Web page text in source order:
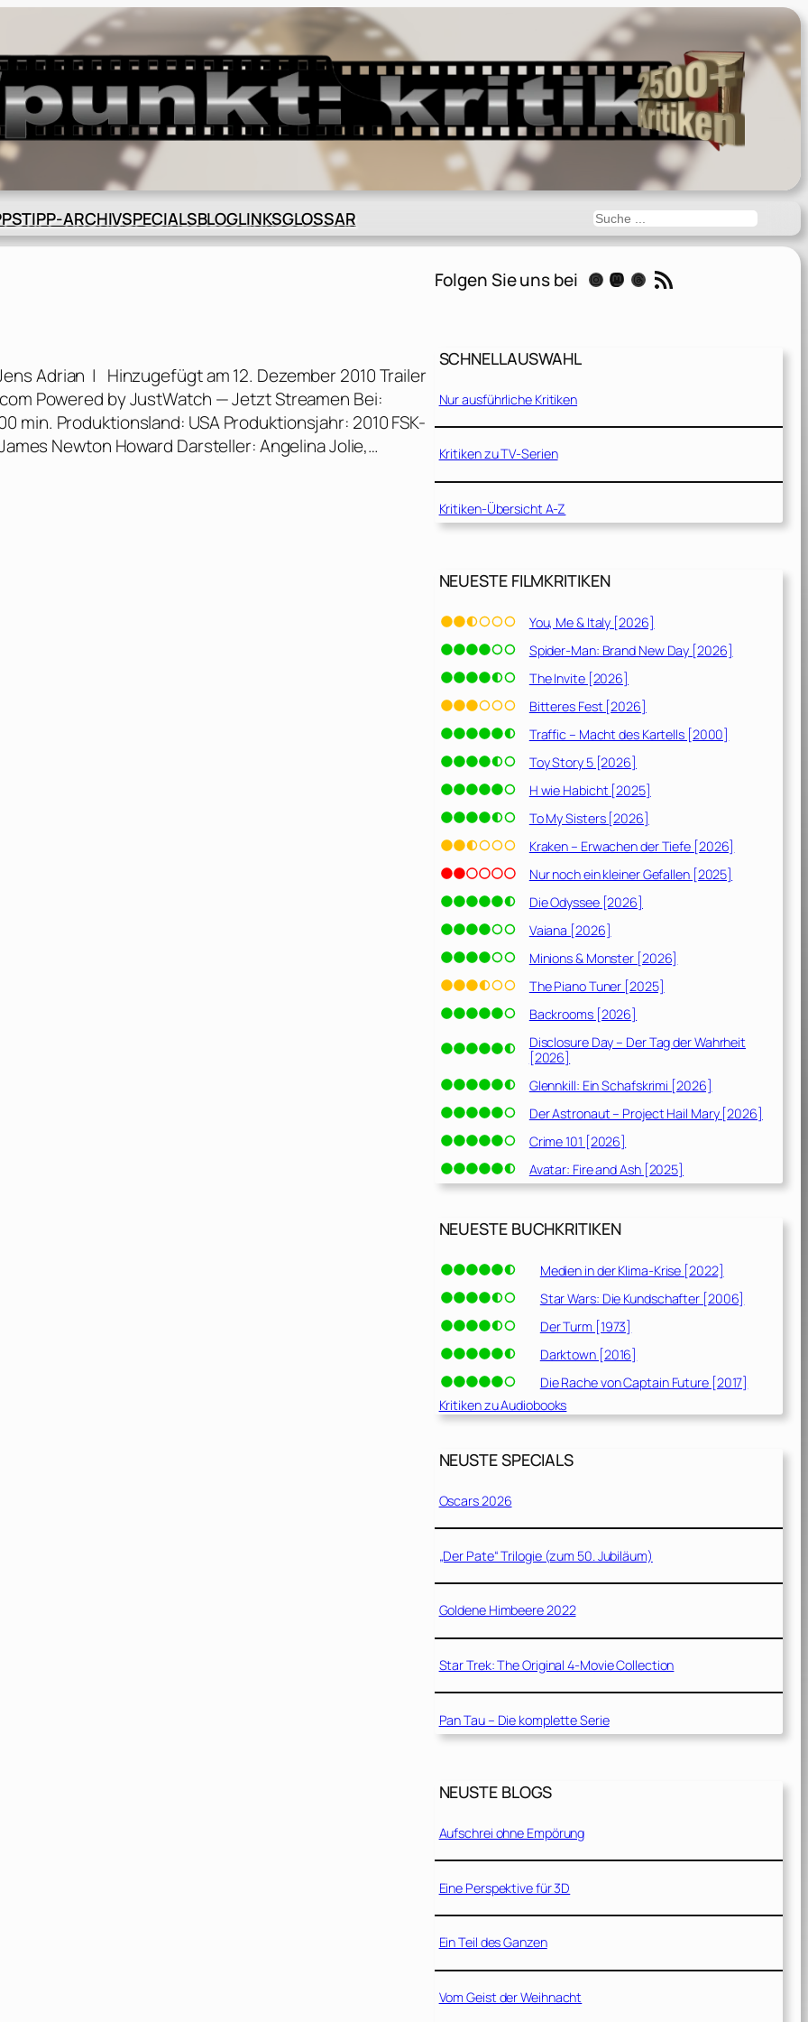
TIPP-ARCHIVSPECIALSBLOGLINKSGLOSSAR Suchen
Adrian | Hinzugefügt am 12. Dezember 2010 Trailer
Powered by JustWatch — Jetzt Streamen Bei:
min. Produktionsland: USA Produktionsjahr: 2010 FSK-
Newton Howard Darsteller: Angelina Jolie,…
Folgen Sie uns bei Instagram Mastodon Threads RSS-Feed
SCHNELLAUSWAHL
Nur ausführliche Kritiken
Kritiken zu TV-Serien
Kritiken-Übersicht A-Z
NEUESTE FILMKRITIKEN
You, Me & Italy [2026]
Spider-Man: Brand New Day [2026]
The Invite [2026]
Bitteres Fest [2026]
Traffic – Macht des Kartells [2000]
Toy Story 5 [2026]
H wie Habicht [2025]
To My Sisters [2026]
Kraken – Erwachen der Tiefe [2026]
Nur noch ein kleiner Gefallen [2025]
Die Odyssee [2026]
Vaiana [2026]
Minions & Monster [2026]
The Piano Tuner [2025]
Backrooms [2026]
Disclosure Day – Der Tag der Wahrheit
[2026]
Glennkill: Ein Schafskrimi [2026]
Der Astronaut – Project Hail Mary [2026]
Crime 101 [2026]
Avatar: Fire and Ash [2025]
NEUESTE BUCHKRITIKEN
Medien in der Klima-Krise [2022]
Star Wars: Die Kundschafter [2006]
Der Turm [1973]
Darktown [2016]
Die Rache von Captain Future [2017]
Kritiken zu Audiobooks
NEUSTE SPECIALS
Oscars 2026
„Der Pate“ Trilogie (zum 50. Jubiläum)
Goldene Himbeere 2022
Star Trek: The Original 4-Movie Collection
Pan Tau – Die komplette Serie
NEUSTE BLOGS
Aufschrei ohne Empörung
Eine Perspektive für 3D
Ein Teil des Ganzen
Vom Geist der Weihnacht